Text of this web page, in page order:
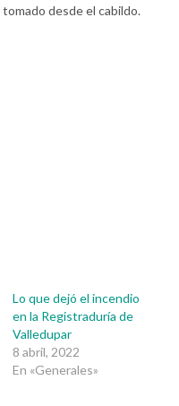
desde el cabildo.
Lo que dejó el incendio
en la Registraduría de
Valledupar
8 abril, 2022
En «Generales»